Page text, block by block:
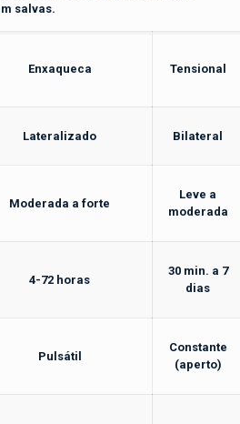
salvas.
Enxaqueca Tensional
Lateralizado Bilateral
Moderada a forte
Leve a
moderada
4-72 horas
30 min. a 7
dias
Pulsátil
Constante
(aperto)